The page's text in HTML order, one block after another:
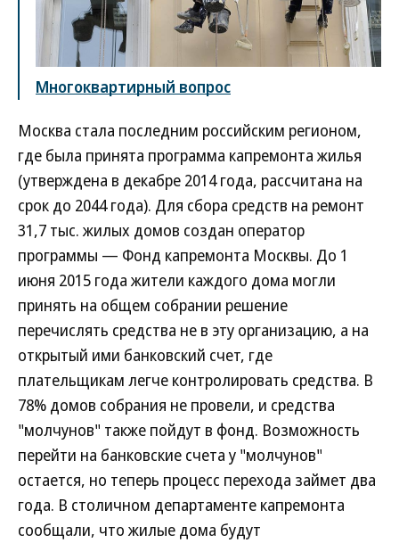
Многоквартирный вопрос
Москва стала последним российским регионом,
где была принята программа капремонта жилья
(утверждена в декабре 2014 года, рассчитана на
срок до 2044 года). Для сбора средств на ремонт
31,7 тыс. жилых домов создан оператор
программы — Фонд капремонта Москвы. До 1
июня 2015 года жители каждого дома могли
принять на общем собрании решение
перечислять средства не в эту организацию, а на
открытый ими банковский счет, где
плательщикам легче контролировать средства. В
78% домов собрания не провели, и средства
"молчунов" также пойдут в фонд. Возможность
перейти на банковские счета у "молчунов"
остается, но теперь процесс перехода займет два
года. В столичном департаменте капремонта
сообщали, что жилые дома будут